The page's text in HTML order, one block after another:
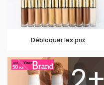
Débloquer les prix